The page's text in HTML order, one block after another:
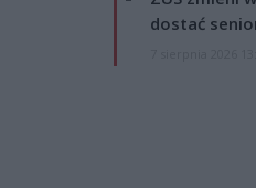
dostać